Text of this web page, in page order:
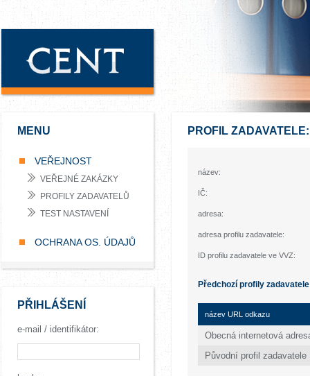
MENU
VEŘEJNOST
VEŘEJNÉ ZAKÁZKY
PROFILY ZADAVATELŮ
TEST NASTAVENÍ
OCHRANA OS. ÚDAJŮ
PŘIHLÁŠENÍ
e-mail / identifikátor:
PROFIL
název:
IČ:
adresa:
adresa profilu zadavatele:
ID profilu zadavatele ve VVZ:
Předchozí profily
název URL odkazu
Obecná internetová
Původní profil zadavatele